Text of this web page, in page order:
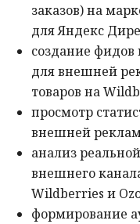
заказов) на
для Яндекс
создание
для внешней
товаров на
просмотр
внешней
анализ
внешнего
Wildberries и
формирование